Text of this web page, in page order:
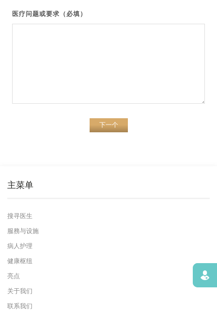
医疗问题或要求（必填）
下一个
主菜单
搜寻医生
服務与设施
病人护理
健康枢纽
亮点
关于我们
联系我们
寻找